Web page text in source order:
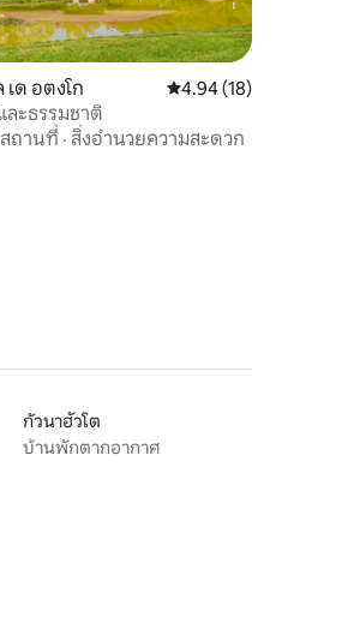
รีวิว
เด อตงโก คะแนนเฉลี่ย 4.94 จาก
4.94 (18)
ละธรรมชาติ
สถานที่ · สิ่งอำนวยความสะดวก
กัวนาฮัวโต
บ้านพักตากอากาศ